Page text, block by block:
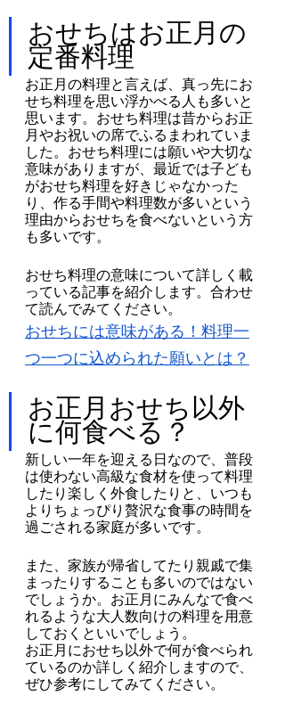
おせちはお正月の
定番料理
お正月の料理と言えば、真っ先にお
せち料理を思い浮かべる人も多いと
思います。おせち料理は昔からお正
月やお祝いの席でふるまわれていま
した。おせち料理には願いや大切な
意味がありますが、最近では子ども
がおせち料理を好きじゃなかった
り、作る手間や料理数が多いという
理由からおせちを食べないという方
も多いです。
おせち料理の意味について詳しく載
っている記事を紹介します。合わせ
て読んでみてください。
おせちには意味がある！料理一
つ一つに込められた願いとは？
お正月おせち以外
に何食べる？
新しい一年を迎える日なので、普段
は使わない高級な食材を使って料理
したり楽しく外食したりと、いつも
よりちょっぴり贅沢な食事の時間を
過ごされる家庭が多いです。
また、家族が帰省してたり親戚で集
まったりすることも多いのではない
でしょうか。お正月にみんなで食べ
れるような大人数向けの料理を用意
しておくといいでしょう。
お正月におせち以外で何が食べられ
ているのか詳しく紹介しますので、
ぜひ参考にしてみてください。